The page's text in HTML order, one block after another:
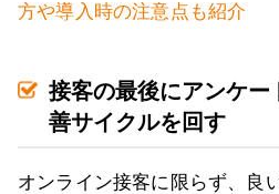
方や導入時の注意点も紹介
接客の最後にアンケー
善サイクルを回す
オンライン接客に限らず、良